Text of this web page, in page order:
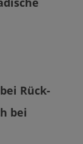
Rück-
bei